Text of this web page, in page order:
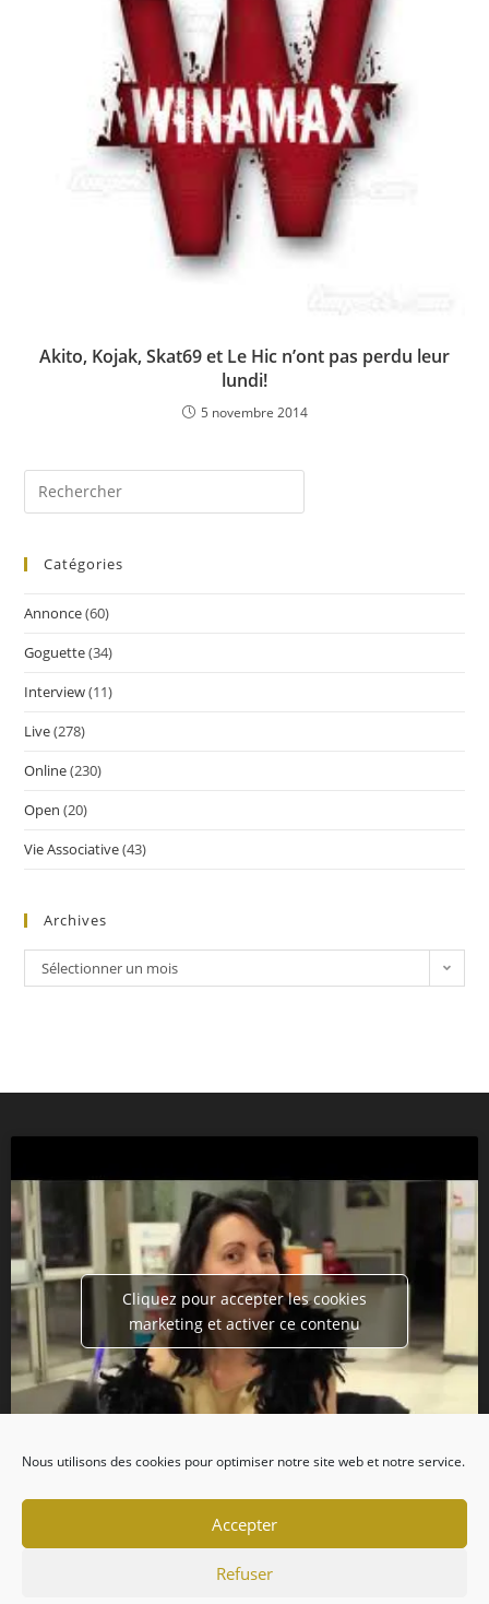
Nous utilisons des cookies pour optimiser notre site web et notre service.
Accepter
Refuser
Akito, Kojak, Skat69 et Le Hic n’ont pas perdu leur
lundi!
5 novembre 2014
Catégories
Annonce(60)
Goguette(34)
Interview(11)
Live(278)
Online(230)
Open (20)
Vie Associative(43)
Archives
Sélectionner un mois
Cliquez pour accepter les cookies
marketing et activer ce contenu